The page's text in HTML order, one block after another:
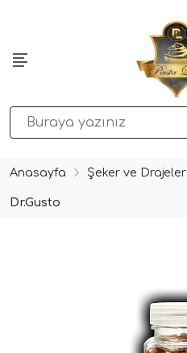
Anasayfa Şeker ve Drajeler
Dr.Gusto